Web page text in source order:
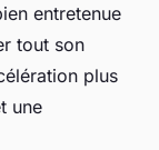
entretenue
tout son
plus
une